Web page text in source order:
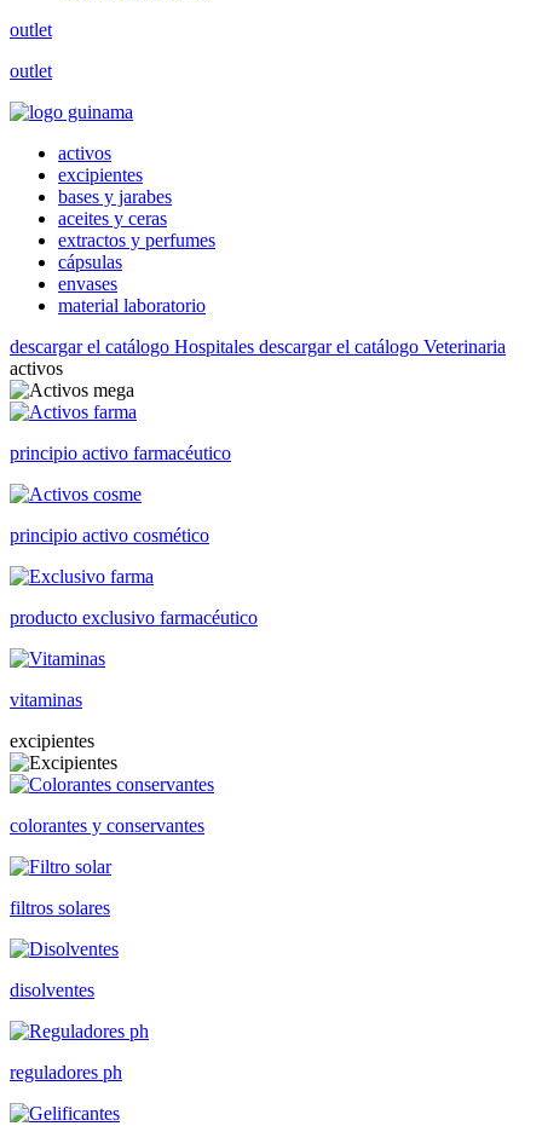
outlet
outlet
activos
excipientes
bases y jarabes
aceites y ceras
extractos y perfumes
cápsulas
envases
material laboratorio
descargar el catálogo Hospitales descargar el catálogo Veterinaria
activos
principio activo farmacéutico
principio activo cosmético
producto exclusivo farmacéutico
vitaminas
excipientes
colorantes y conservantes
filtros solares
disolventes
reguladores ph